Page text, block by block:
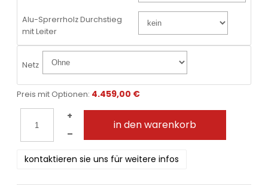
Alu-Sprerrholz Durchstieg
mit Leiter
Netz
Preis mit Optionen: 4.459,00 €
+
–
in den warenkorb
kontaktieren sie uns für weitere infos